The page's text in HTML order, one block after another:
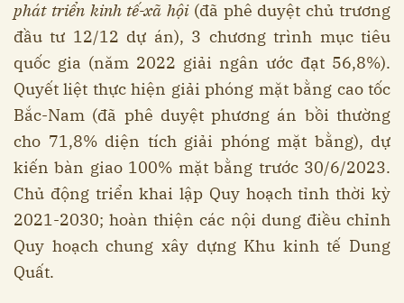
phát triển kinh tế-xã hội(đã phê duyệt chủ trương
đầu tư 12/12 dự án), 3 chương trình mục tiêu
quốc gia (năm 2022 giải ngân ước đạt 56,8%).
Quyết liệt thực hiện giải phóng mặt bằng cao tốc
Bắc-Nam (đã phê duyệt phương án bồi thường
cho 71,8% diện tích giải phóng mặt bằng), dự
kiến bàn giao 100% mặt bằng trước 30/6/2023.
Chủ động triển khai lập Quy hoạch tỉnh thời kỳ
2021-2030; hoàn thiện các nội dung điều chỉnh
Quy hoạch chung xây dựng Khu kinh tế Dung
Quất.